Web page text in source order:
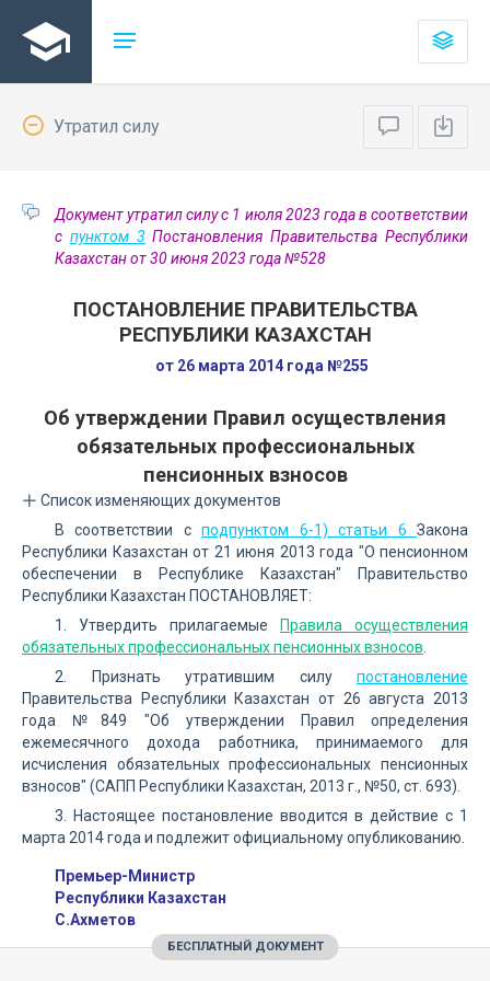
Утратил силу
Документ утратил силу с 1 июля 2023 года в соответствии
с пунктом 3 Постановления Правительства Республики
Казахстан от 30 июня 2023 года №528
ПОСТАНОВЛЕНИЕ ПРАВИТЕЛЬСТВА
РЕСПУБЛИКИ КАЗАХСТАН
от 26 марта 2014 года №255
Об утверждении Правил осуществления
обязательных профессиональных
пенсионных взносов
Список изменяющих документов
В соответствии сподпунктом 6-1) статьи 6Закона
Республики Казахстан от 21 июня 2013 года "О пенсионном
обеспечении в Республике Казахстан" Правительство
Республики Казахстан ПОСТАНОВЛЯЕТ:
1. Утвердить прилагаемые
Правила осуществления
обязательных профессиональных пенсионных взносов
2. Признать утратившим силу постановление
Правительства Республики Казахстан от 26 августа 2013
года №849 "Об утверждении Правил определения
ежемесячного дохода работника, принимаемого для
исчисления обязательных профессиональных пенсионных
взносов" (САПП Республики Казахстан, 2013 г., №50, ст. 693).
3. Настоящее постановление вводится в действие с 1
марта 2014 года и подлежит официальному опубликованию.
Премьер-Министр
Республики Казахстан
С.Ахметов
БЕСПЛАТНЫЙ ДОКУМЕНТ